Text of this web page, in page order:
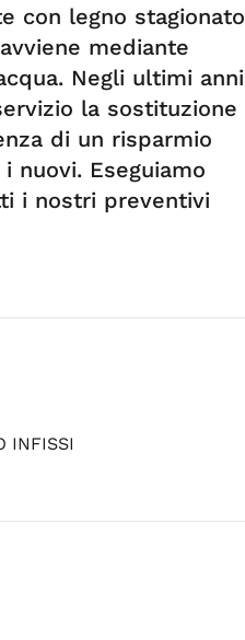
con legno stagionato
mediante
Negli ultimi anni
la sostituzione
di un risparmio
nuovi. Eseguiamo
i nostri preventivi
INFISSI